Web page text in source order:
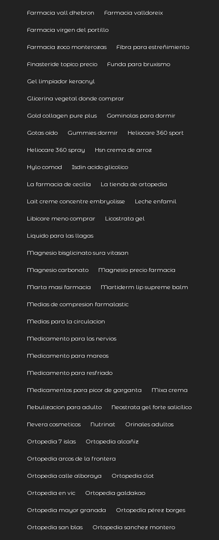
Farmacia vall dhebron Farmacia valldoreix
Farmacia virgen del portillo
Farmacia zoco monterozas Fibra para estreñimiento
Finasteride topico precio Funda para bruxismo
Gel limpiador keracnyl
Glicerina vegetal donde comprar
Gold collagen pure plus Gominolas para dormir
Gotas oído Gummies dormir Heliocare 360 sport
Heliocare 360 spray Hsn crema de arroz
Hylo comod Isdin acido glicolico
La farmacia de cecilia La tienda de ortopedia
Lait creme concentre embryolisse Leche enfamil
Libicare meno comprar Licostrata gel
Liquido para las llagas
Magnesio bisglicinato sura vitasan
Magnesio carbonato Magnesio precio farmacia
Marta masi farmacia Martiderm lip supreme balm
Medias de compresion farmalastic
Medias para la circulacion
Medicamento para los nervios
Medicamento para mareos
Medicamento para resfriado
Medicamentos para picor de garganta Mixa crema
Nebulizacion para adulto Neostrata gel forte salicílico
Nevera cosmeticos Nutrinat Orinales adultos
Ortopedia 7 islas Ortopedia alcañiz
Ortopedia arcos de la frontera
Ortopedia calle alboraya Ortopedia clot
Ortopedia en vic Ortopedia galdakao
Ortopedia mayor granada Ortopedia pérez borges
Ortopedia san blas Ortopedia sanchez montero